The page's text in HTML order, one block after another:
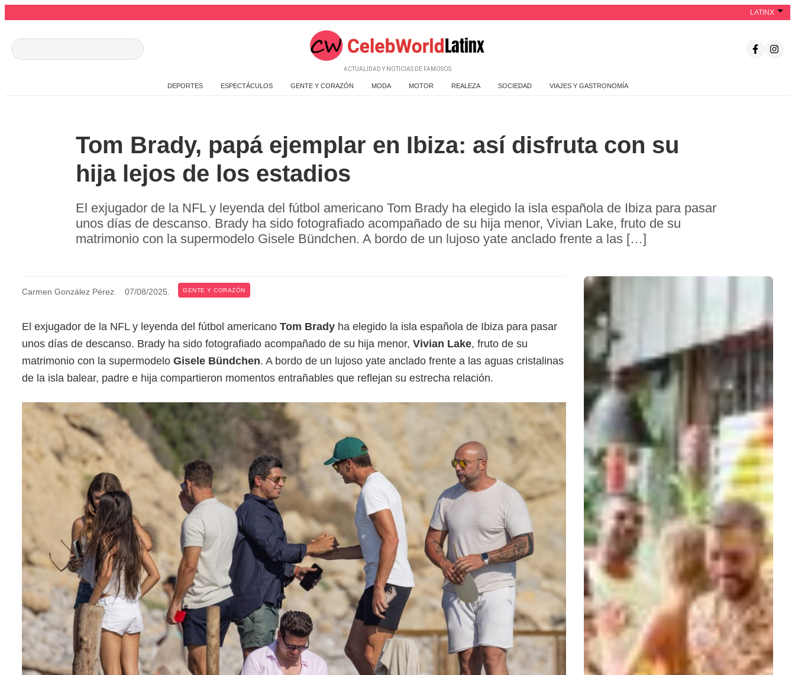
LATINX
ACTUALIDAD Y NOTICIAS DE FAMOSOS
DEPORTES ESPECTÁCULOS GENTE Y CORAZÓN MODA MOTOR REALEZA SOCIEDAD VIAJES Y GASTRONOMÍA
Tom Brady, papá ejemplar en Ibiza: así disfruta con su
hija lejos de los estadios
El exjugador de la NFL y leyenda del fútbol americano Tom Brady ha elegido la isla española de Ibiza para pasar
unos días de descanso. Brady ha sido fotografiado acompañado de su hija menor, Vivian Lake, fruto de su
matrimonio con la supermodelo Gisele Bündchen. A bordo de un lujoso yate anclado frente a las […]
Carmen González Pérez 07/08/2025 GENTE Y CORAZÓN
El exjugador de la NFL y leyenda del fútbol americano Tom Brady ha elegido la isla española de Ibiza para pasar
unos días de descanso. Brady ha sido fotografiado acompañado de su hija menor, Vivian Lake, fruto de su
matrimonio con la supermodelo Gisele Bündchen. A bordo de un lujoso yate anclado frente a las aguas cristalinas
de la isla balear, padre e hija compartieron momentos entrañables que reflejan su estrecha relación.